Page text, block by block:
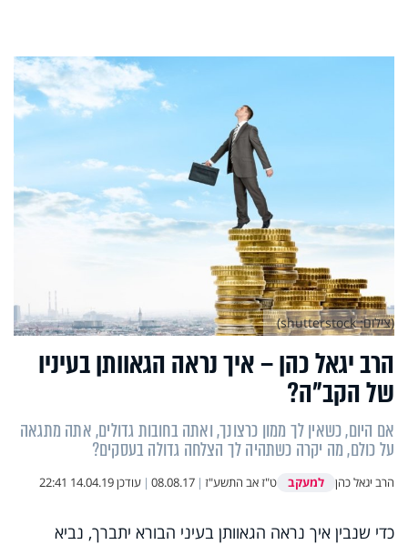
הרב יגאל כהן – איך נראה הגאוותן בעיניו
של הקב"ה?
אם היום, כשאין לך ממון כרצונך, ואתה בחובות גדולים, אתה מתגאה
על כולם, מה יקרה כשתהיה לך הצלחה גדולה בעסקים?
הרב יגאל כהן למעקב ט"ז אב התשע"ז |
08.08.17
| עודכן14.04.19 22:41
(צילום: shutterstock)
כדי שנבין איך נראה הגאוותן בעיני הבורא יתברך, נביא